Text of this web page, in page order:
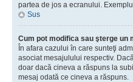
partea de jos a ecranului.
Sus
Cum pot modifica sau şterge un
În afara cazului în care sunteţi
asociat mesajulului respectiv.
doar dacă cineva a răspuns la
mesaj odată ce cineva a răspuns.